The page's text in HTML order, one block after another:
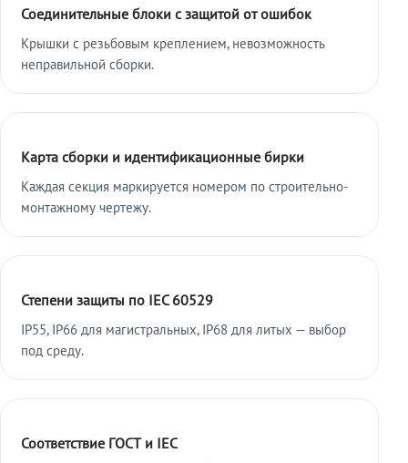
Соединительные блоки с защитой от ошибок
Крышки с резьбовым креплением, невозможность
неправильной сборки.
Карта сборки и идентификационные бирки
Каждая секция маркируется номером по строительно-
монтажному чертежу.
Степени защиты по IEC 60529
IP55, IP66 для магистральных, IP68 для литых — выбор
под среду.
Соответствие ГОСТ и IEC